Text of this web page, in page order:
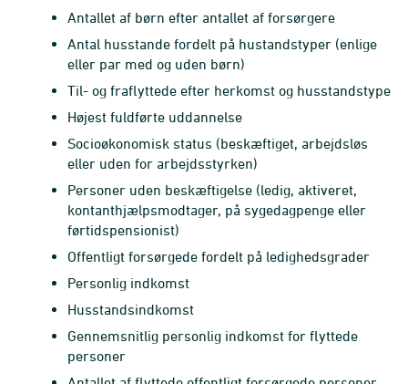
Antallet af børn efter antallet af forsørgere
Antal husstande fordelt på hustandstyper (enlige
eller par med og uden børn)
Til- og fraflyttede efter herkomst og husstandstype
Højest fuldførte uddannelse
Socioøkonomisk status (beskæftiget, arbejdsløs
eller uden for arbejdsstyrken)
Personer uden beskæftigelse (ledig, aktiveret,
kontanthjælpsmodtager, på sygedagpenge eller
førtidspensionist)
Offentligt forsørgede fordelt på ledighedsgrader
Personlig indkomst
Husstandsindkomst
Gennemsnitlig personlig indkomst for flyttede
personer